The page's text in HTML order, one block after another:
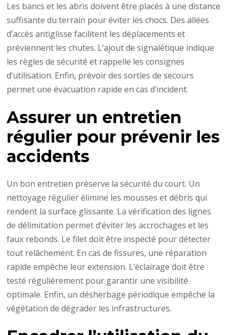
Les bancs et les abris doivent être placés à une distance
suffisante du terrain pour éviter les chocs. Des allées
d’accès antiglisse facilitent les déplacements et
préviennent les chutes. L’ajout de signalétique indique
les règles de sécurité et rappelle les consignes
d’utilisation. Enfin, prévoir des sorties de secours
permet une évacuation rapide en cas d’incident.
Assurer un entretien
régulier pour prévenir les
accidents
Un bon entretien préserve la sécurité du court. Un
nettoyage régulier élimine les mousses et débris qui
rendent la surface glissante. La vérification des lignes
de délimitation permet d’éviter les accrochages et les
faux rebonds. Le filet doit être inspecté pour détecter
tout relâchement. En cas de fissures, une réparation
rapide empêche leur extension. L’éclairage doit être
testé régulièrement pour garantir une visibilité
optimale. Enfin, un désherbage périodique empêche la
végétation de dégrader les infrastructures.